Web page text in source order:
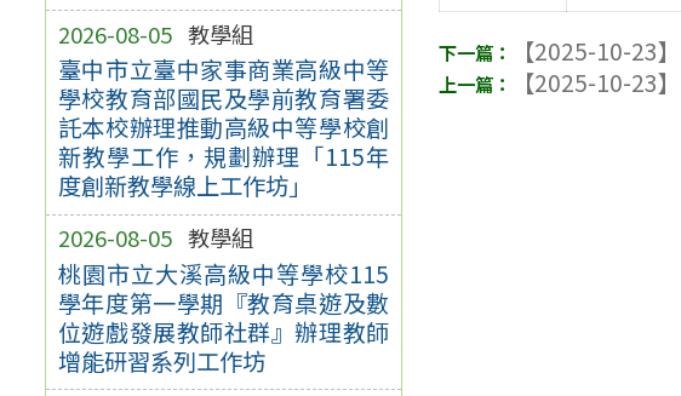
2026-08-05 教學組
臺中市立臺中家事商業高級中等
學校教育部國民及學前教育署委
託本校辦理推動高級中等學校創
新教學工作，規劃辦理「115年
度創新教學線上工作坊」
2026-08-05 教學組
桃園市立大溪高級中等學校115
學年度第一學期『教育桌遊及數
位遊戲發展教師社群』辦理教師
增能研習系列工作坊
【2025-10-23】
【2025-10-23】